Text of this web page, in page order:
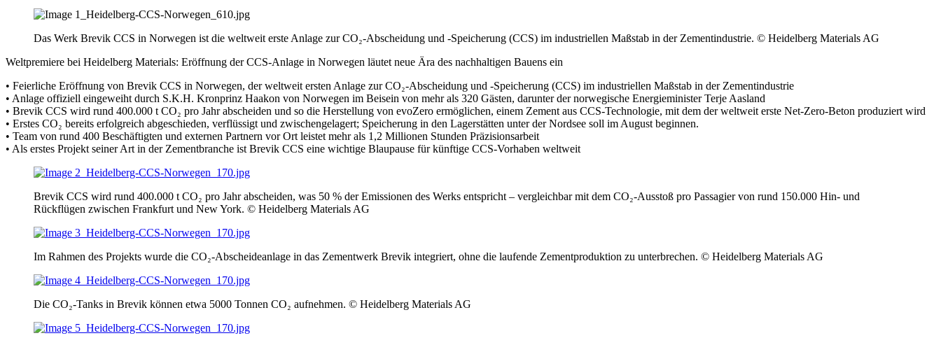
Das Werk Brevik CCS in Norwegen ist die weltweit erste Anlage zur CO₂-Abscheidung und -Speicherung (CCS) im industriellen Maßstab in der Zementindustrie. © Heidelberg Materials AG
Weltpremiere bei Heidelberg Materials: Eröffnung der CCS-Anlage in Norwegen läutet neue Ära des nachhaltigen Bauens ein
• Feierliche Eröffnung von Brevik CCS in Norwegen, der weltweit ersten Anlage zur CO₂-Abscheidung und -Speicherung (CCS) im industriellen Maßstab in der Zementindustrie
• Anlage offiziell eingeweiht durch S.K.H. Kronprinz Haakon von Norwegen im Beisein von mehr als 320 Gästen, darunter der norwegische Energieminister Terje Aasland
• Brevik CCS wird rund 400.000 t CO₂ pro Jahr abscheiden und so die Herstellung von evoZero ermöglichen, einem Zement aus CCS-Technologie, mit dem der weltweit erste Net-Zero-Beton produziert wird
• Erstes CO₂ bereits erfolgreich abgeschieden, verflüssigt und zwischengelagert; Speicherung in den Lagerstätten unter der Nordsee soll im August beginnen.
• Team von rund 400 Beschäftigten und externen Partnern vor Ort leistet mehr als 1,2 Millionen Stunden Präzisionsarbeit
• Als erstes Projekt seiner Art in der Zementbranche ist Brevik CCS eine wichtige Blaupause für künftige CCS-Vorhaben weltweit
Brevik CCS wird rund 400.000 t CO₂ pro Jahr abscheiden, was 50 % der Emissionen des Werks entspricht – vergleichbar mit dem CO₂-Ausstoß pro Passagier von rund 150.000 Hin- und
Rückflügen zwischen Frankfurt und New York. © Heidelberg Materials AG
Im Rahmen des Projekts wurde die CO₂-Abscheideanlage in das Zementwerk Brevik integriert, ohne die laufende Zementproduktion zu unterbrechen. © Heidelberg Materials AG
Die CO₂-Tanks in Brevik können etwa 5000 Tonnen CO₂ aufnehmen. © Heidelberg Materials AG